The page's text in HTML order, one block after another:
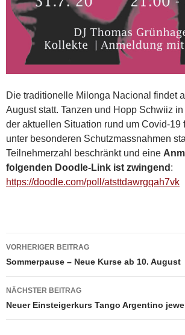
Die traditionelle Milonga Nacional findet
August statt. Tanzen und Hopp Schwiiz
der aktuellen Situation rund um Covid-19
unter besonderen Schutzmassnahmen
Teilnehmerzahl beschränkt und eine
folgenden Doodle-Link ist zwingend :
https://doodle.com/poll/atsttdawrgqah7vk
Beitragsnavigation
VORHERIGER BEITRAG
Sommerpause – Neue Kurse ab 10. August
NÄCHSTER BEITRAG
Neuer Einsteigerkurs Tango Argentino